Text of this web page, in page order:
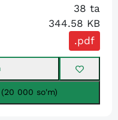
38 ta
344.58 KB
.pdf
000 so'm)